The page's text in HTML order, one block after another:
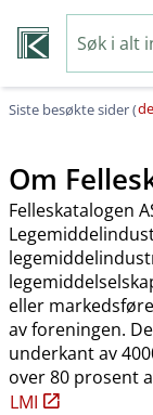
Siste besøkte sider (
Om
Felleskatalogen
eller
av foreningen.
underkant av
over 80 prosent
LMI